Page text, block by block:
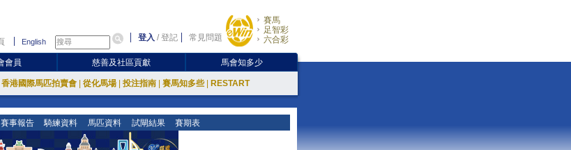
English 登入 /登記 常見問題
賽馬
足智彩
六合彩
會員 慈善及社區貢獻 馬會知多少
香港國際馬匹拍賣會 從化馬場 投注指南 賽馬知多些 RESTART
賽事報告 騎練資料 馬匹資料 試閘結果 賽期表